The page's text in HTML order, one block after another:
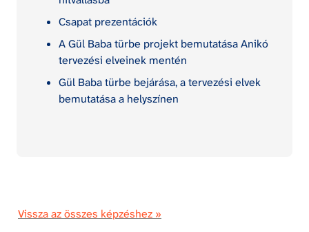
Csapat prezentációk
A Gül Baba türbe projekt bemutatása Anikó
tervezési elveinek mentén
Gül Baba türbe bejárása, a tervezési elvek
bemutatása a helyszínen
Vissza az összes képzéshez »